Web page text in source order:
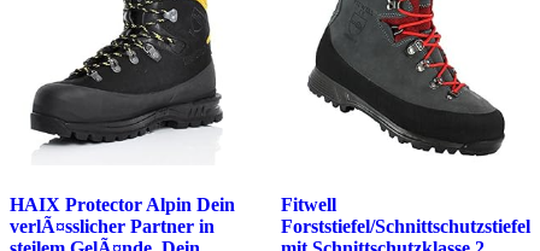
HAIX Protector Alpin Dein
verlÃ¤sslicher Partner in
Fitwell
Forststiefel/Schnittschutzstiefel